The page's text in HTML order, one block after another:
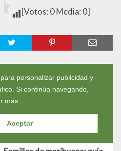
[Votos: 0 Media: 0]
DE
personalizar publicidad y
Si continúa navegando,
más
Aceptar